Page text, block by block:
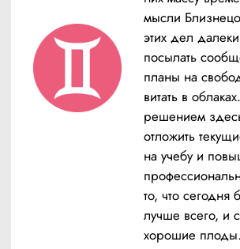
мысли
этих дел
посылать
планы на
витать в
решением
отложить
на учебу и
то, что сегодня
лучше всего, и
хорошие плоды.